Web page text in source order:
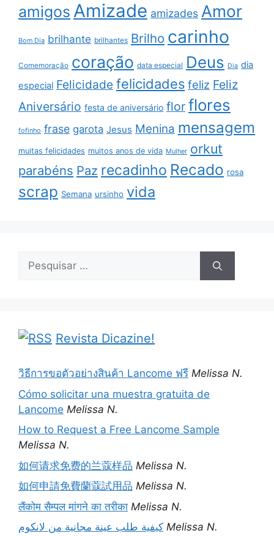
amigos Amizade amizades Amor
Bom Dia brilhante brilhantes Brilho carinho
Comemoração coração data especial Deus Dia dia
especial Felicidade felicidades feliz Feliz
Aniversário festa de aniversário flor flores
fofinho frase garota Jesus Menina mensagem
muitas felicidades muitos anos de vida Mulher orkut
parabéns Paz recadinho Recado rosa
scrap Semana ursinho vida
Pesquisar
Revista Dicazine!
วิธีการขอตัวอย่างสินค้า Lancome ฟรี Melissa N.
Cómo solicitar una muestra gratuita de
Lancome Melissa N.
How to Request a Free Lancome Sample
Melissa N.
如何请求免费的兰蔻样品 Melissa N.
如何申請免費蘭蔻試用品 Melissa N.
लैंकोम सैम्पल मांगने का तरीका Melissa N.
كيفية طلب عينة مجانية من لانكوم Melissa N.